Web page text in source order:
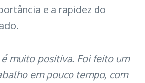
e a rapidez do
é muito positiva. Foi feito um
em pouco tempo, com